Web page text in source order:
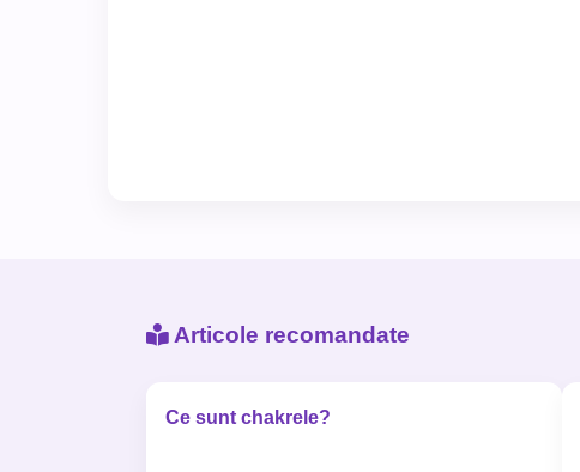
Articole recomandate
Ce sunt chakrele?